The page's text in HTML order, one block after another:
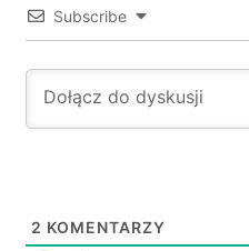
Subscribe
2 KOMENTARZY